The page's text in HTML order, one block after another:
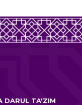
DARUL TA'ZIM